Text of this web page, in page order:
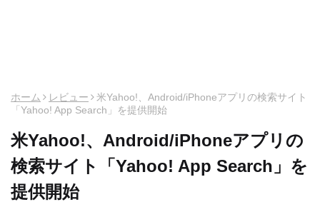
ホーム レビュー
米Yahoo!、Android/iPhoneアプリの検索サイト
「Yahoo! App Search」を提供開始
米Yahoo!、Android/iPhoneアプリの
検索サイト「Yahoo! App Search」を
提供開始